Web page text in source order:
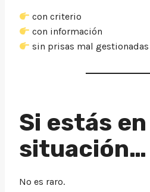
con criterio
con información
sin prisas mal gestionadas
Si estás
situación…
No es raro.